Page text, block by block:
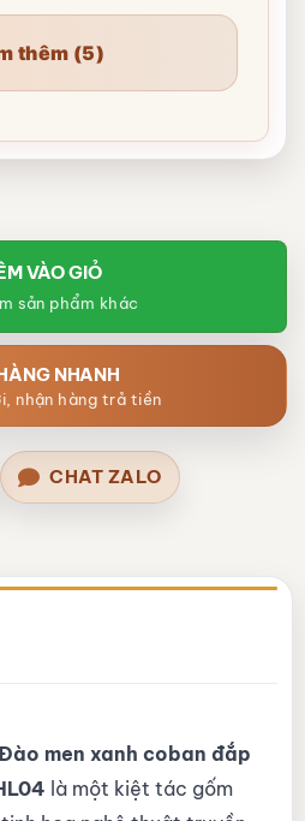
thêm (5)
xanh coban đắp nổi vẽ vàng XG-
VÀO GIỎ
sản phẩm khác
NHANH
nhận hàng trả tiền
CHAT ZALO
men xanh coban đắp
là một kiệt tác gốm